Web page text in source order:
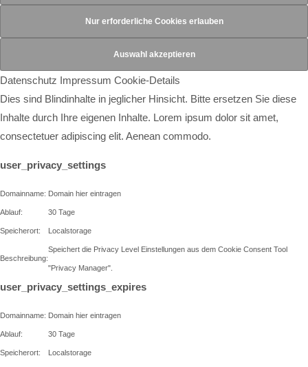
Datenschutz Impressum Cookie-Details
Dies sind Blindinhalte in jeglicher Hinsicht. Bitte ersetzen Sie diese
Inhalte durch Ihre eigenen Inhalte. Lorem ipsum dolor sit amet,
consectetuer adipiscing elit. Aenean commodo.
user_privacy_settings
Domainname: Domain hier eintragen
Ablauf: 30 Tage
Speicherort: Localstorage
Beschreibung:
Speichert die Privacy Level Einstellungen aus dem Cookie Consent Tool
"Privacy Manager".
user_privacy_settings_expires
Domainname: Domain hier eintragen
Ablauf: 30 Tage
Speicherort: Localstorage